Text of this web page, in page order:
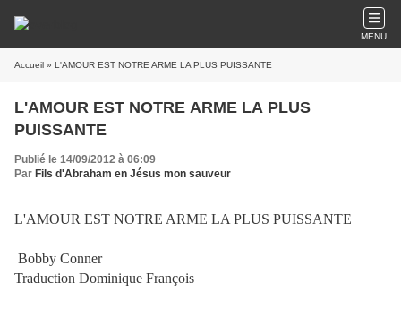
MENU
Accueil » L'AMOUR EST NOTRE ARME LA PLUS PUISSANTE
L'AMOUR EST NOTRE ARME LA PLUS
PUISSANTE
Publié le 14/09/2012 à 06:09
Par Fils d'Abraham en Jésus mon sauveur
L'AMOUR EST NOTRE ARME LA PLUS PUISSANTE
Bobby Conner
Traduction Dominique François